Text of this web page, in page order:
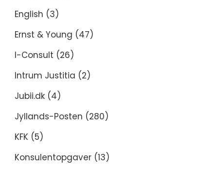
English (3)
Ernst & Young (47)
I-Consult (26)
Intrum Justitia (2)
Jubii.dk (4)
Jyllands-Posten (280)
KFK (5)
Konsulentopgaver (13)